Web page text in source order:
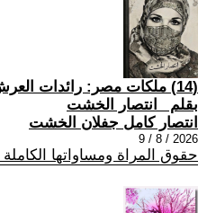
(14) ملكات مصر: رائدات
بقلم _انتصار الخشت
انتصار كامل جفلان الخشت
2026 / 8 / 9
حقوق المراة ومساواتها